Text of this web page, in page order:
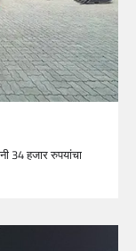
34 हजार रुपयांचा